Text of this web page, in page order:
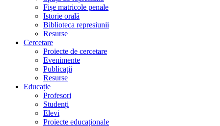
Fișe matricole penale
Istorie orală
Biblioteca represiunii
Resurse
Cercetare
Proiecte de cercetare
Evenimente
Publicații
Resurse
Educație
Profesori
Studenți
Elevi
Proiecte educaționale